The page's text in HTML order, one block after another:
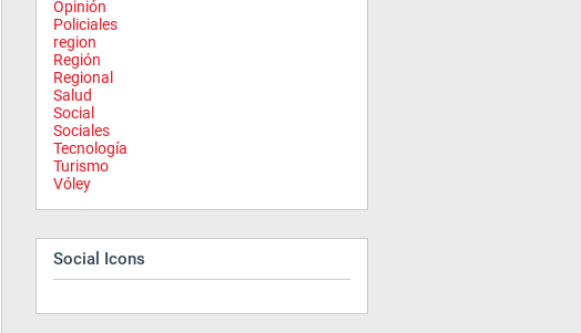
Opinión
Policiales
region
Región
Regional
Salud
Social
Sociales
Tecnología
Turismo
Vóley
Social Icons